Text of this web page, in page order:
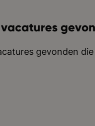
gevonden